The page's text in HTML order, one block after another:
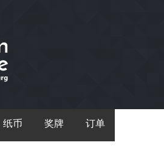
纸币 奖牌 订单